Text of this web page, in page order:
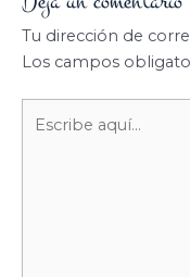
Tu dirección de
Los campos
aquí...